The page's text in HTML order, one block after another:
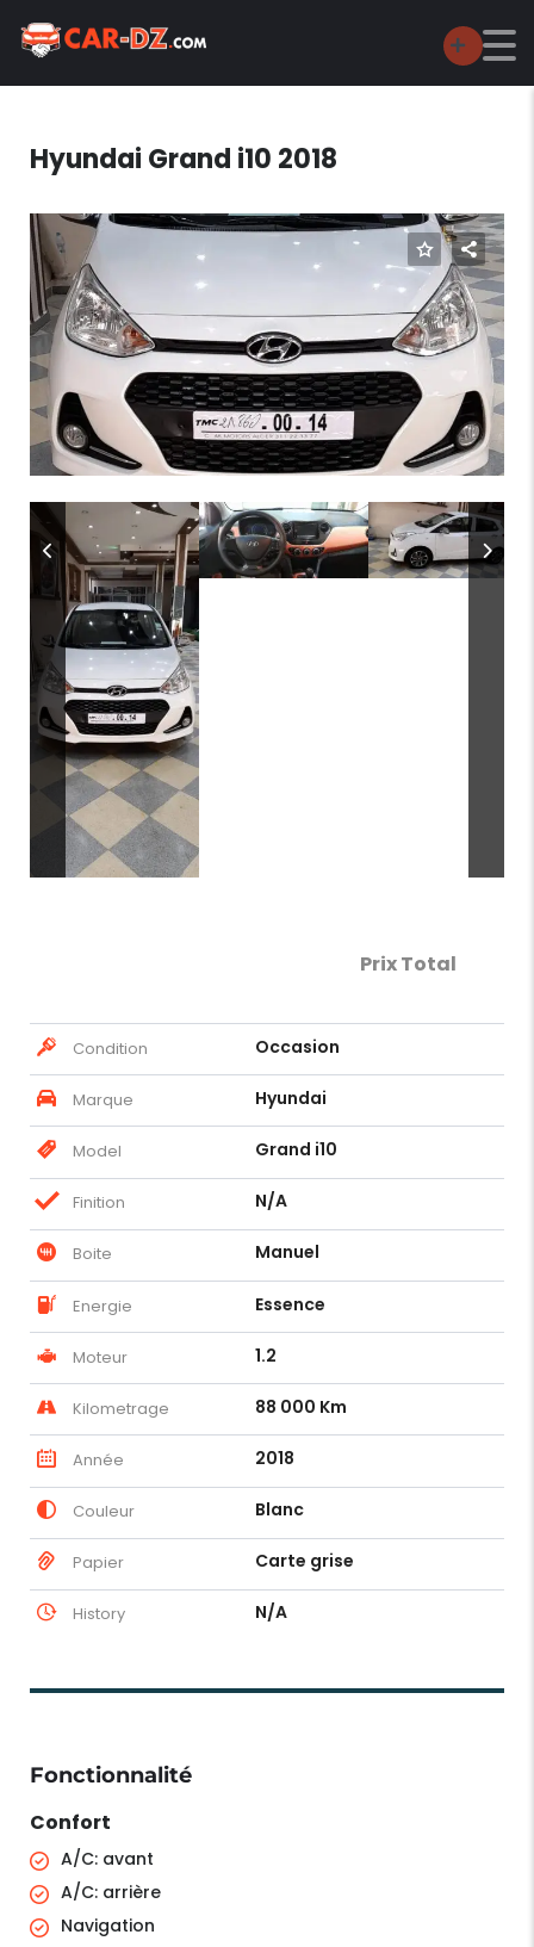
Hyundai Grand i10 2018
Prix Total
Condition Occasion
Marque Hyundai
Model Grand i10
Finition N/A
Boite Manuel
Energie Essence
Moteur 1.2
Kilometrage 88 000 Km
Année 2018
Couleur Blanc
Papier Carte grise
History N/A
Fonctionnalité
Confort
A/C: avant
A/C: arrière
Navigation